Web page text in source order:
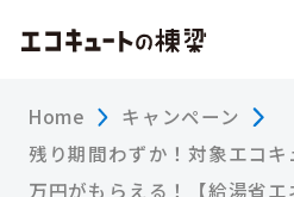
Home
キャンペーン
残り期間わずか！対象エコ
万円がもらえる！【給湯省